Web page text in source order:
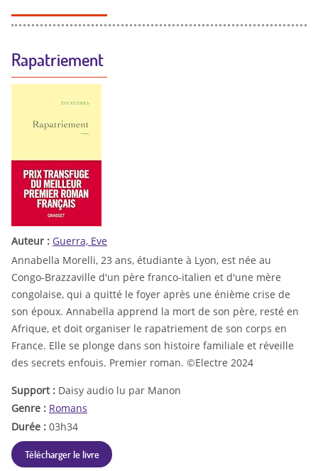
Rapatriement
Auteur : Guerra, Eve
Annabella Morelli, 23 ans, étudiante à Lyon, est née au
Congo-Brazzaville d'un père franco-italien et d'une mère
congolaise, qui a quitté le foyer après une énième crise de
son époux. Annabella apprend la mort de son père, resté en
Afrique, et doit organiser le rapatriement de son corps en
France. Elle se plonge dans son histoire familiale et réveille
des secrets enfouis. Premier roman. ©Electre 2024
Support : Daisy audio lu par Manon
Genre : Romans
Durée : 03h34
Télécharger le livre